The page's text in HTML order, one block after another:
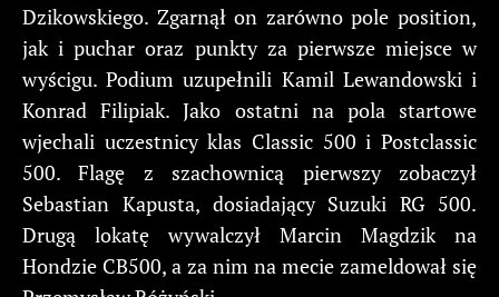
Dzikowskiego. Zgarnął on zarówno pole position,
jak i puchar oraz punkty za pierwsze miejsce w
wyścigu. Podium uzupełnili Kamil Lewandowski i
Konrad Filipiak. Jako ostatni na pola startowe
wjechali uczestnicy klas Classic 500 i Postclassic
500. Flagę z szachownicą pierwszy zobaczył
Sebastian Kapusta, dosiadający Suzuki RG 500.
Drugą lokatę wywalczył Marcin Magdzik na
Hondzie CB500, a za nim na mecie zameldował się